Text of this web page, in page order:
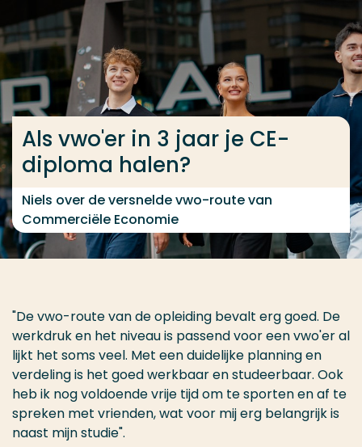
Ga direct naar de content
... > Niels over de opleiding
Als vwo'er in 3 jaar je CE-
diploma halen?
Niels over de versnelde vwo-route van
Commerciële Economie
"De vwo-route van de opleiding bevalt erg goed. De
werkdruk en het niveau is passend voor een vwo'er al
lijkt het soms veel. Met een duidelijke planning en
verdeling is het goed werkbaar en studeerbaar. Ook
heb ik nog voldoende vrije tijd om te sporten en af te
spreken met vrienden, wat voor mij erg belangrijk is
naast mijn studie".
Veel gezocht
Opleiding
Contact